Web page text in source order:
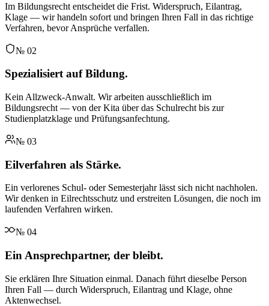
Im Bildungsrecht entscheidet die Frist. Widerspruch, Eilantrag,
Klage — wir handeln sofort und bringen Ihren Fall in das richtige
Verfahren, bevor Ansprüche verfallen.
№ 02
Spezialisiert auf Bildung.
Kein Allzweck-Anwalt. Wir arbeiten ausschließlich im
Bildungsrecht — von der Kita über das Schulrecht bis zur
Studienplatzklage und Prüfungsanfechtung.
№ 03
Eilverfahren als Stärke.
Ein verlorenes Schul- oder Semesterjahr lässt sich nicht nachholen.
Wir denken in Eilrechtsschutz und erstreiten Lösungen, die noch im
laufenden Verfahren wirken.
№ 04
Ein Ansprechpartner, der bleibt.
Sie erklären Ihre Situation einmal. Danach führt dieselbe Person
Ihren Fall — durch Widerspruch, Eilantrag und Klage, ohne
Aktenwechsel.